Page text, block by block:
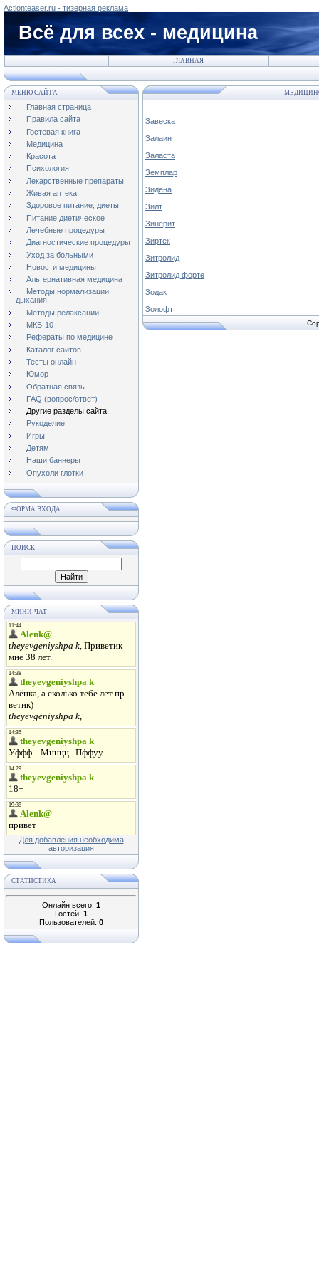
Actionteaser.ru - тизерная реклама
Всё для всех - медицина
ГЛАВНАЯ
МЕНЮ САЙТА
Главная страница
Правила сайта
Гостевая книга
Медицина
Красота
Психология
Лекарственные препараты
Живая аптека
Здоровое питание, диеты
Питание диетическое
Лечебные процедуры
Диагностические процедуры
Уход за больными
Новости медицины
Альтернативная медицина
Методы нормализации
дыхания
Методы релаксации
МКБ-10
Рефераты по медицине
Каталог сайтов
Тесты онлайн
Юмор
Обратная связь
FAQ (вопрос/ответ)
Другие разделы сайта:
Рукоделие
Игры
Детям
Наши баннеры
Опухоли глотки
ФОРМА ВХОДА
ПОИСК
МИНИ-ЧАТ
Для добавления необходима
авторизация
СТАТИСТИКА
Онлайн всего: 1
Гостей: 1
Пользователей: 0
Завеска
Залаин
Заласта
Земплар
Зидена
Зилт
Зинерит
Зиртек
Зитролид
Зитролид форте
Зодак
Золофт